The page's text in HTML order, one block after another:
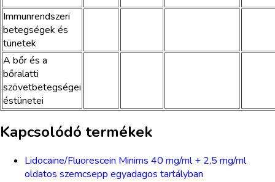
Immunrendszeri
betegségek és
tünetek
A bőr és a
bőralatti
szövetbetegségei
éstünetei
Kapcsolódó termékek
Lidocaine/Fluorescein Minims 40 mg/ml + 2,5 mg/ml
oldatos szemcsepp egyadagos tartályban